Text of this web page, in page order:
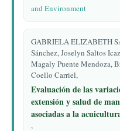
and Environment
GABRIELA ELIZABETH
Sánchez, Joselyn Saltos
Magaly Puente Mendoza,
Coello Carriel,
Evaluación de las
extensión y salud de
asociadas a la
,